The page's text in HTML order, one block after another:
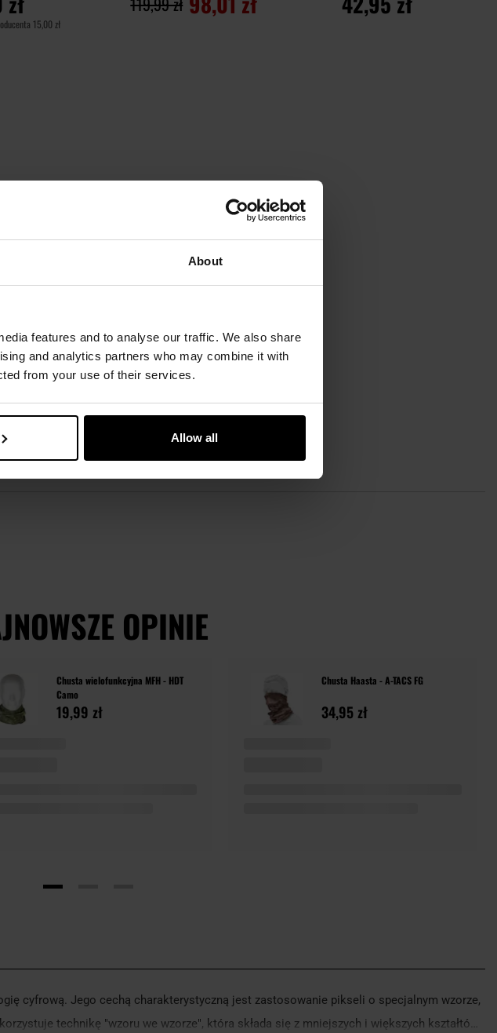
About
features and to analyse our traffic. We also share
and analytics partners who may combine it with
from your use of their services.
Allow all
15,00 zł
OPINIE
Chusta wielofunkcyjna MFH - HDT
Camo
19,99 zł
Chusta Haasta - A-TACS FG
34,95 zł
cyfrową. Jego cechą charakterystyczną jest zastosowanie pikseli o specjalnym wzorze,
technikę "wzoru we wzorze", która składa się z mniejszych i większych kształtów,